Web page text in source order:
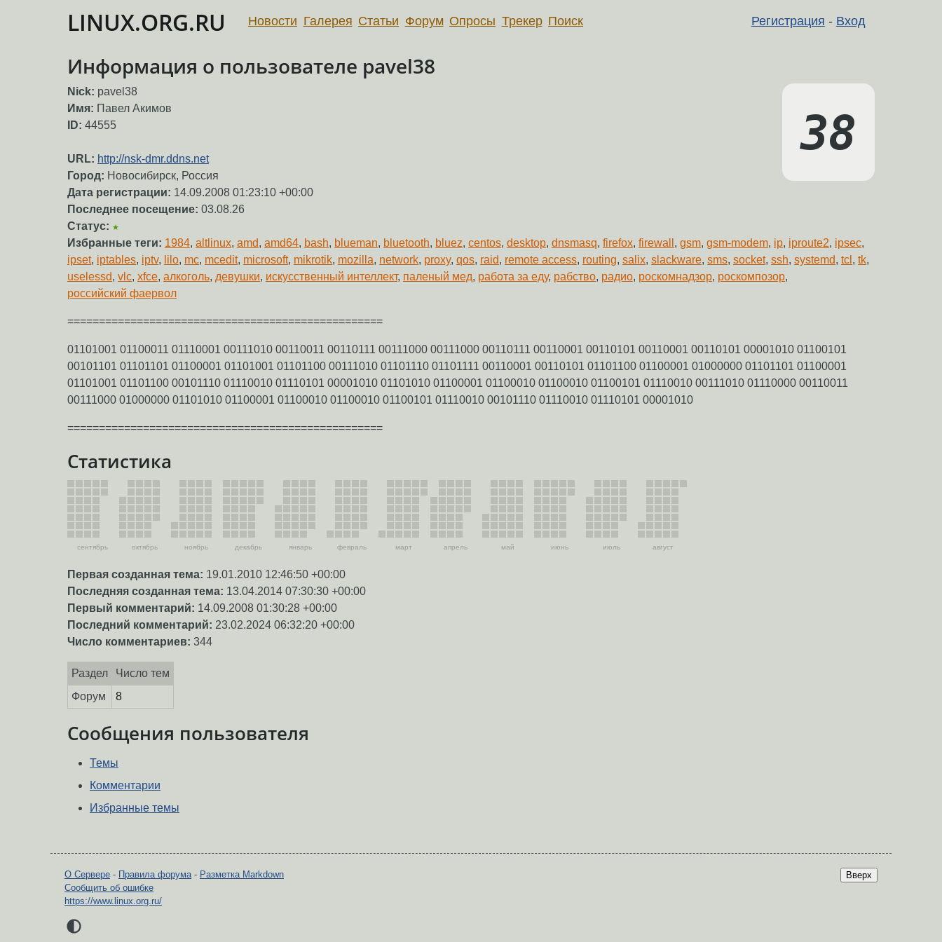
LINUX.ORG.RU Регистрация - Вход
Новости Галерея Статьи Форум Опросы Трекер Поиск
Информация о пользователе pavel38
Nick: pavel38
Имя: Павел Акимов
ID: 44555
URL: http://nsk-dmr.ddns.net
Город: Новосибирск, Росcия
Дата регистрации: 14.09.2008 01:23:10 +00:00
Последнее посещение: 03.08.26
Статус: ★
Избранные теги: 1984, altlinux, amd, amd64, bash, blueman, bluetooth, bluez, centos, desktop, dnsmasq, firefox, firewall , gsm, gsm-modem, ip, iproute2, ipsec,
ipset, iptables, iptv, lilo, mc, mcedit, microsoft, mikrotik, mozilla, network, proxy, qos, raid, remote access, routing, salix, slackware, sms, socket, ssh, systemd, tcl , tk,
uselessd, vlc, xfce, алкоголь, девушки, искусственный интеллект, паленый мед, работа за еду, рабство, радио, роскомнадзор, роскомпозор,
российский фаервол
==================================================
01101001 01100011 01110001 00111010 00110011 00110111 00111000 00111000 00110111 00110001 00110101 00110001 00110101 00001010 01100101
00101101 01101101 01100001 01101001 01101100 00111010 01101110 01101111 00110001 00110101 01101100 01100001 01000000 01101101 01100001
01101001 01101100 00101110 01110010 01110101 00001010 01101010 01100001 01100010 01100010 01100101 01110010 00111010 01110000 00110011
00111000 01000000 01101010 01100001 01100010 01100010 01100101 01110010 00101110 01110010 01110101 00001010
==================================================
Статистика
сентябрь октябрь ноябрь декабрь январь февраль март апрель май июнь июль август
Первая созданная тема: 19.01.2010 12:46:50 +00:00
Последняя созданная тема: 13.04.2014 07:30:30 +00:00
Первый комментарий: 14.09.2008 01:30:28 +00:00
Последний комментарий: 23.02.2024 06:32:20 +00:00
Число комментариев: 344
Раздел
Число тем
Форум
8
Сообщения пользователя
Темы
Комментарии
Избранные темы
Вверх
О Сервере - Правила форума- Разметка Markdown
Сообщить об ошибке
https://www.linux.org.ru/